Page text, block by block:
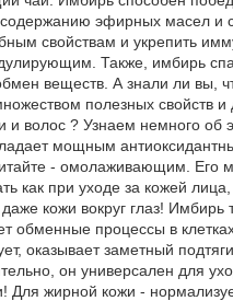
содержанию эфирных масел и
свойствам и укрепить
Также, имбирь
веществ. А знали ли вы,
полезных свойств и
и волос ? Узнаем немного об
мощным
- омолаживающим. Его
как при уходе за кожей
кожи вокруг глаз! Имбирь
обменные процессы в
оказывает заметный
он универсален для
Для жирной кожи -